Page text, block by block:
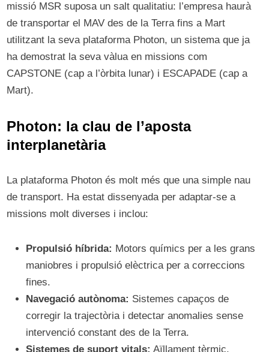
missió MSR suposa un salt qualitatiu: l’empresa haurà
de transportar el MAV des de la Terra fins a Mart
utilitzant la seva plataforma Photon, un sistema que ja
ha demostrat la seva vàlua en missions com
CAPSTONE (cap a l’òrbita lunar) i ESCAPADE (cap a
Mart).
Photon: la clau de l’aposta
interplanetària
La plataforma Photon és molt més que una simple nau
de transport. Ha estat dissenyada per adaptar-se a
missions molt diverses i inclou:
Propulsió híbrida: Motors químics per a les grans
maniobres i propulsió elèctrica per a correccions
fines.
Navegació autònoma: Sistemes capaços de
corregir la trajectòria i detectar anomalies sense
intervenció constant des de la Terra.
Sistemes de suport vitals: Aïllament tèrmic,